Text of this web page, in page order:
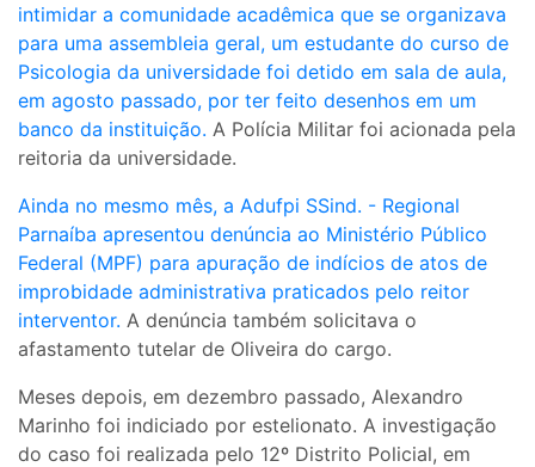
intimidar a comunidade acadêmica que se organizava
para uma assembleia geral, um estudante do curso de
Psicologia da universidade foi detido em sala de aula,
em agosto passado, por ter feito desenhos em um
banco da instituição. A Polícia Militar foi acionada pela
reitoria da universidade.
Ainda no mesmo mês, a Adufpi SSind. - Regional
Parnaíba apresentou denúncia ao Ministério Público
Federal (MPF) para apuração de indícios de atos de
improbidade administrativa praticados pelo reitor
interventor. A denúncia também solicitava o
afastamento tutelar de Oliveira do cargo.
Meses depois, em dezembro passado, Alexandro
Marinho foi indiciado por estelionato. A investigação
do caso foi realizada pelo 12º Distrito Policial, em